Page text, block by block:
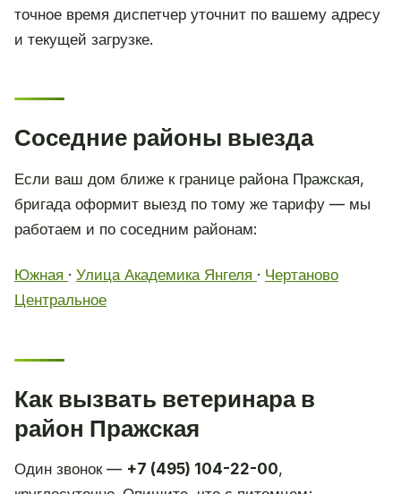
точное время диспетчер уточнит по вашему адресу
и текущей загрузке.
Соседние районы выезда
Если ваш дом ближе к границе района Пражская,
бригада оформит выезд по тому же тарифу — мы
работаем и по соседним районам:
Южная · Улица Академика Янгеля · Чертаново
Центральное
Как вызвать ветеринара в
район Пражская
Один звонок — +7 (495) 104-22-00,